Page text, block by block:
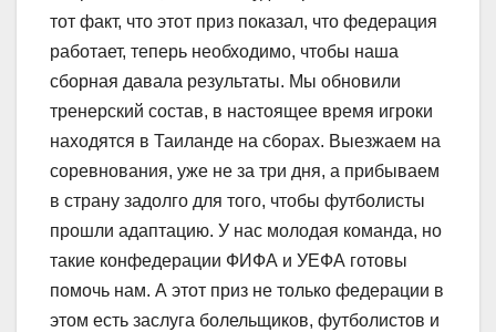
тот факт, что этот приз показал, что федерация
работает, теперь необходимо, чтобы наша
сборная давала результаты. Мы обновили
тренерский состав, в настоящее время игроки
находятся в Таиланде на сборах. Выезжаем на
соревнования, уже не за три дня, а прибываем
в страну задолго для того, чтобы футболисты
прошли адаптацию. У нас молодая команда, но
такие конфедерации ФИФА и УЕФА готовы
помочь нам. А этот приз не только федерации в
этом есть заслуга болельщиков, футболистов и